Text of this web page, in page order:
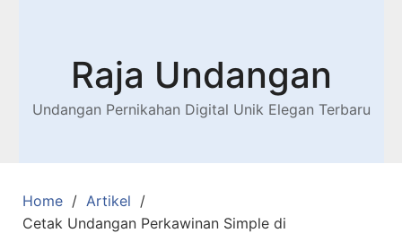
Raja Undangan
Undangan Pernikahan Digital Unik Elegan Terbaru
Home
Artikel
Cetak Undangan Perkawinan Simple di